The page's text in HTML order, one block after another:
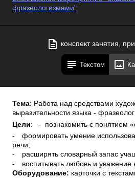
фразеологизмами"
конспект занятия,
Текстом
Тема: Работа над средствами
выразительности языка -
Цели:
- познакомить с понятием
-
формировать умение
речи;
-
расширять словарный запас
-
воспитывать любовь и уважение
Оборудование: карточки с